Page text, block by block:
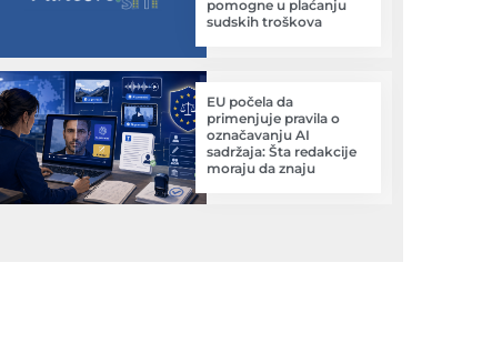
pomogne u plaćanju
sudskih troškova
EU počela da
primenjuje pravila o
označavanju AI
sadržaja: Šta redakcije
moraju da znaju